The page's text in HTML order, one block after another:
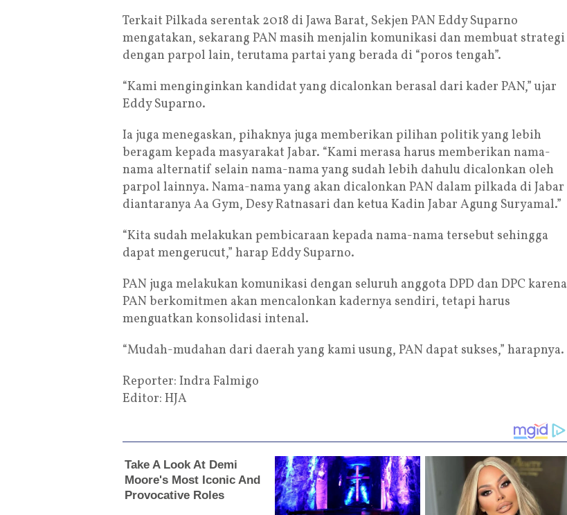
Terkait Pilkada serentak 2018 di Jawa Barat, Sekjen PAN Eddy Suparno
mengatakan, sekarang PAN masih menjalin komunikasi dan membuat strategi
dengan parpol lain, terutama partai yang berada di “poros tengah”.
“Kami menginginkan kandidat yang dicalonkan berasal dari kader PAN,” ujar
Eddy Suparno.
Ia juga menegaskan, pihaknya juga memberikan pilihan politik yang lebih
beragam kepada masyarakat Jabar. “Kami merasa harus memberikan nama-
nama alternatif selain nama-nama yang sudah lebih dahulu dicalonkan oleh
parpol lainnya. Nama-nama yang akan dicalonkan PAN dalam pilkada di Jabar
diantaranya Aa Gym, Desy Ratnasari dan ketua Kadin Jabar Agung Suryamal.”
“Kita sudah melakukan pembicaraan kepada nama-nama tersebut sehingga
dapat mengerucut,” harap Eddy Suparno.
PAN juga melakukan komunikasi dengan seluruh anggota DPD dan DPC karena
PAN berkomitmen akan mencalonkan kadernya sendiri, tetapi harus
menguatkan konsolidasi intenal.
“Mudah-mudahan dari daerah yang kami usung, PAN dapat sukses,” harapnya.
Reporter: Indra Falmigo
Editor: HJA